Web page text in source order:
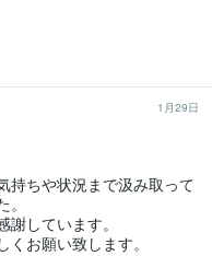
1月29日
持ちや状況まで汲み取って
しています。
お願い致します。